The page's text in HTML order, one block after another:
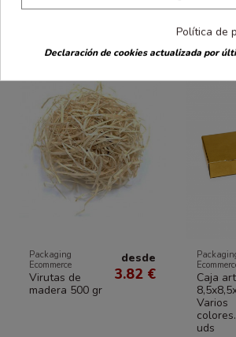
también han comprado:
Packaging
Ecommerce
Virutas de
madera 500 gr
desde
3.82 €
Caja
Varios
uds
Política de
Declaración de cookies actualizada por